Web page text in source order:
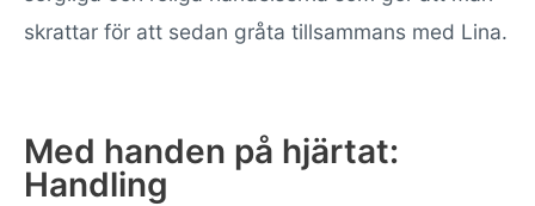
skrattar för att sedan gråta tillsammans med Lina.
Med handen på hjärtat:
Handling